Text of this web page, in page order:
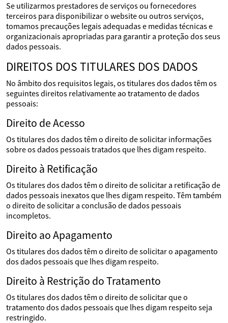
Se utilizarmos prestadores de serviços ou fornecedores
terceiros para disponibilizar o website ou outros serviços,
tomamos precauções legais adequadas e medidas técnicas e
organizacionais apropriadas para garantir a proteção dos seus
dados pessoais.
DIREITOS DOS TITULARES DOS DADOS
No âmbito dos requisitos legais, os titulares dos dados têm os
seguintes direitos relativamente ao tratamento de dados
pessoais:
Direito de Acesso
Os titulares dos dados têm o direito de solicitar informações
sobre os dados pessoais tratados que lhes digam respeito.
Direito à Retificação
Os titulares dos dados têm o direito de solicitar a retificação de
dados pessoais inexatos que lhes digam respeito. Têm também
o direito de solicitar a conclusão de dados pessoais
incompletos.
Direito ao Apagamento
Os titulares dos dados têm o direito de solicitar o apagamento
dos dados pessoais que lhes digam respeito.
Direito à Restrição do Tratamento
Os titulares dos dados têm o direito de solicitar que o
tratamento dos dados pessoais que lhes digam respeito seja
restringido.